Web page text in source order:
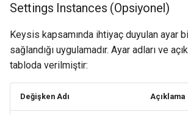
Settings Instances (Opsiyonel)
Keysis kapsamında ihtiyaç duyulan ayar
sağlandığı uygulamadır. Ayar adları ve
tabloda verilmiştir:
Değişken Adı Açıklama